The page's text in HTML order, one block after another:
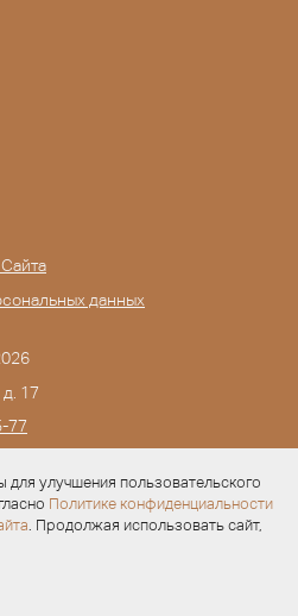
улучшения пользовательского
Политике конфиденциальности
. Продолжая использовать сайт,
данных
д. 17
77